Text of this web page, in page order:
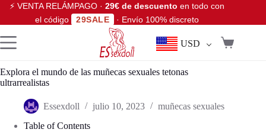
⚡ VENTA RELÁMPAGO ·29€ de descuento en todo con
el código
29SALE · Envío 100% discreto
USD
Explora el mundo de las muñecas sexuales tetonas
ultrarrealistas
Essexdoll julio 10, 2023
muñecas sexuales
Table of Contents